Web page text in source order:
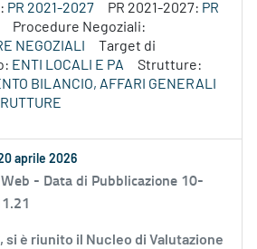
PR 2021-2027 PR 2021-2027: PR
Procedure Negoziali:
NEGOZIALI
Target di
ENTI LOCALI E PA
Strutture:
BILANCIO, AFFARI GENERALI
aprile 2026
- Data di Pubblicazione 10-
si è riunito il Nucleo di Valutazione